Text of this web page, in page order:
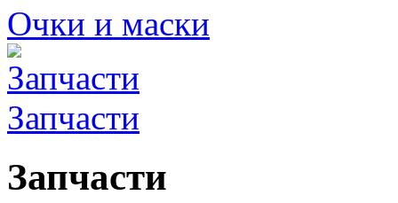
Очки и маски
Запчасти
Запчасти